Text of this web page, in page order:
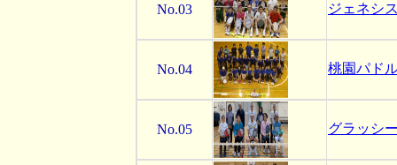
No.03 ジェネシ
No.04 桃園パド
No.05 グラッシ